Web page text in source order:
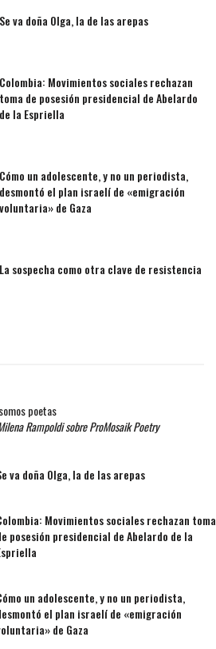
Se va doña Olga, la de las arepas
Colombia: Movimientos sociales rechazan
toma de posesión presidencial de Abelardo
de la Espriella
Cómo un adolescente, y no un periodista,
desmontó el plan israelí de «emigración
voluntaria» de Gaza
La sospecha como otra clave de resistencia
poetas
Rampoldi sobre ProMosaik Poetry
va doña Olga, la de las arepas
Movimientos sociales rechazan toma
posesión presidencial de Abelardo de la
un adolescente, y no un periodista,
el plan israelí de «emigración
de Gaza